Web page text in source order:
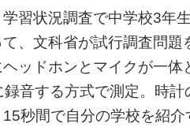
習状況調査で中学校3年
、文科省が試行調査問題
ッドホンとマイクが一体
音する方式で測定。時
秒間で自分の学校を紹